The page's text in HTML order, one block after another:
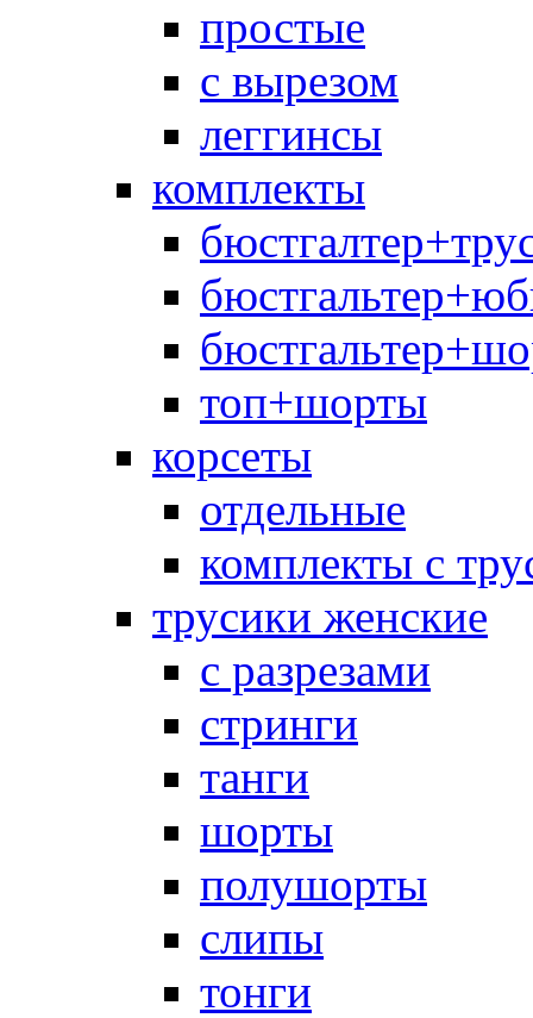
простые
с вырезом
леггинсы
комплекты
топ+шорты
корсеты
отдельные
комплекты с
трусики женские
с разрезами
стринги
танги
шорты
полушорты
слипы
тонги